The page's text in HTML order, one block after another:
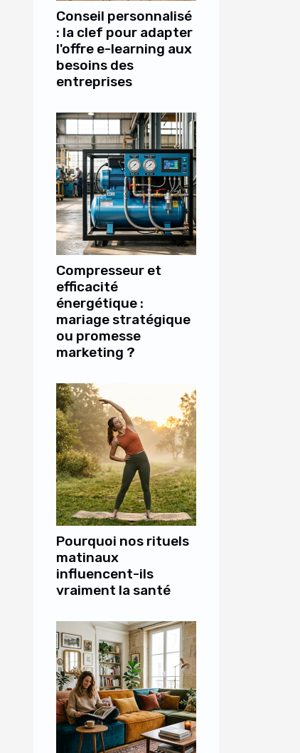
Conseil personnalisé
: la clef pour adapter
l'offre e-learning aux
besoins des
entreprises
Compresseur et
efficacité
énergétique :
mariage stratégique
ou promesse
marketing ?
Pourquoi nos rituels
matinaux
influencent-ils
vraiment la santé